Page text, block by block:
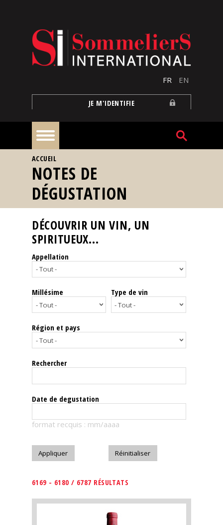
FR EN
JE M'IDENTIFIE
À
la
une
Reportages
Nos
Spiritueux
Notes
dégustation
Le
magazine
Télécharger
VOUS ÊTES ICI
ACCUEIL
NOTES DE
DÉGUSTATION
DÉCOUVRIR UN VIN, UN
SPIRITUEUX...
Appellation
Millésime Type de vin
Région et pays
Rechercher
Date de degustation
format recquis : mm/aaaa
6169 - 6180 / 6787 RÉSULTATS